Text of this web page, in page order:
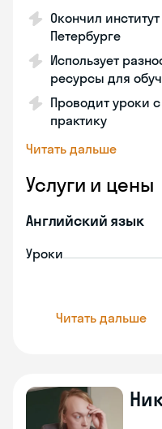
Окончил
Петербурге
Использует
ресурсы для
Проводит уроки
практику
Читать дальше
Услуги и цены
Английский язык
Уроки
Читать дальше